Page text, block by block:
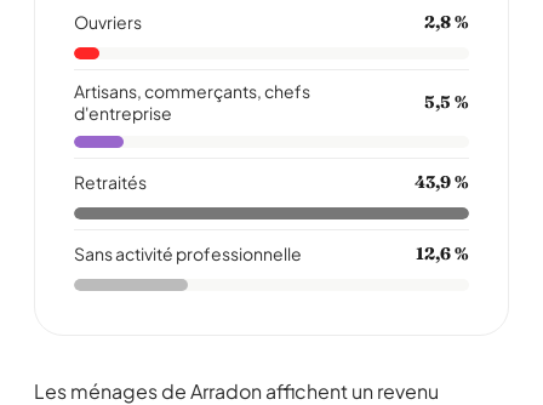
Ouvriers 2,8 %
Artisans, commerçants, chefs
d'entreprise
5,5 %
Retraités 43,9 %
Sans activité professionnelle 12,6 %
Les ménages de Arradon affichent un revenu